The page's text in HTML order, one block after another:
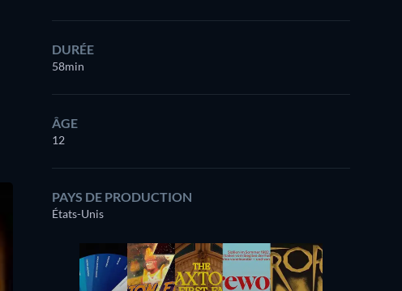
DURÉE
58min
ÂGE
12
PAYS DE PRODUCTION
États-Unis